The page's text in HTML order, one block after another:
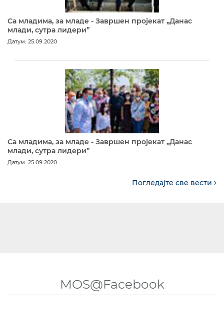
Са младима, за младе - Завршен пројекат „Данас
млади, сутра лидери”
Датум: 25.09.2020
Са младима, за младе - Завршен пројекат „Данас
млади, сутра лидери”
Датум: 25.09.2020
Погледајте све вести
MOS@Facebook